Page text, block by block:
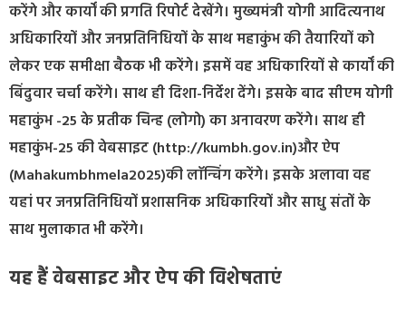
करेंगे और कार्यों की प्रगति रिपोर्ट देखेंगे। मुख्यमंत्री योगी आदित्यनाथ
अधिकारियों और जनप्रतिनिधियों के साथ महाकुंभ की तैयारियों को
लेकर एक समीक्षा बैठक भी करेंगे। इसमें वह अधिकारियों से कार्यों की
बिंदुवार चर्चा करेंगे। साथ ही दिशा-निर्देश देंगे। इसके बाद सीएम योगी
महाकुंभ -25 के प्रतीक चिन्ह (लोगो) का अनावरण करेंगे। साथ ही
महाकुंभ-25 की वेबसाइट (http://kumbh.gov.in)और ऐप
(Mahakumbhmela2025)की लाॅन्चिंग करेंगे। इसके अलावा वह
यहां पर जनप्रतिनिधियों प्रशासनिक अधिकारियों और साधु संतों के
साथ मुलाकात भी करेंगे।
यह हैं वेबसाइट और ऐप की विशेषताएं